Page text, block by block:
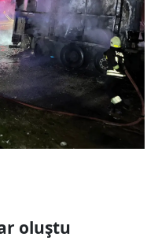
oluştu